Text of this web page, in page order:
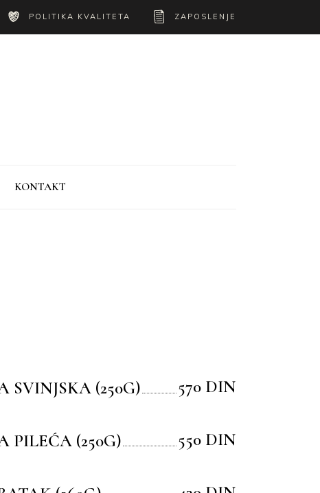
POLITIKA KVALITETA ZAPOSLENJE
KONTAKT
SVINJSKA (250G) 570 DIN
PILEĆA (250G) 550 DIN